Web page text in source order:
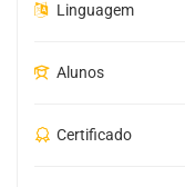
Linguagem
Alunos
Certificado